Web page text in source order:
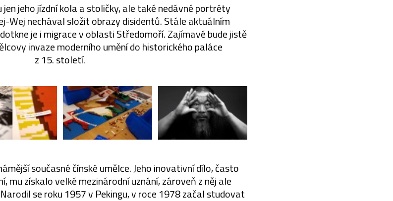
jen jeho jízdní kola a stoličky, ale také nedávné portréty
Wej nechával složit obrazy disidentů. Stále aktuálním
je i migrace v oblasti Středomoří. Zajímavé bude jistě
invaze moderního umění do historického paláce
z 15. století.
současné čínské umělce. Jeho inovativní dílo, často
mu získalo velké mezinárodní uznání, zároveň z něj ale
se roku 1957 v Pekingu, v roce 1978 začal studovat